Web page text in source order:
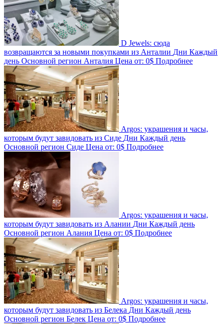
D Jewels: сюда
возвращаются за новыми покупками из Анталии Дни Каждый
день Основной регион Анталия Цена от: 0$ Подробнее
Argos: украшения и часы,
которым будут завидовать из Сиде Дни Каждый день
Основной регион Сиде Цена от: 0$ Подробнее
Argos: украшения и часы,
которым будут завидовать из Алании Дни Каждый день
Основной регион Алания Цена от: 0$ Подробнее
Argos: украшения и часы,
которым будут завидовать из Белека Дни Каждый день
Основной регион Белек Цена от: 0$ Подробнее